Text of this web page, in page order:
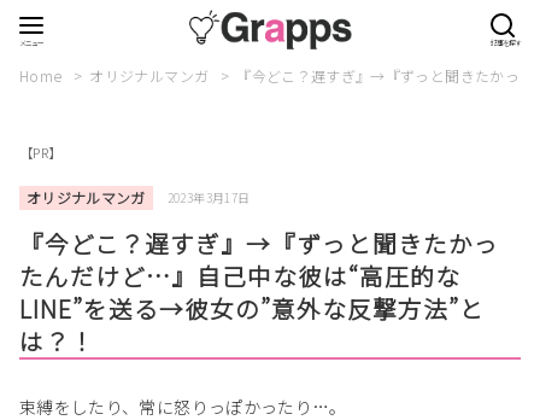
Home オリジナルマンガ 『今どこ？遅すぎ』→『ずっと聞きたかっ
【PR】
オリジナルマンガ 2023年3月17日
『今どこ？遅すぎ』→『ずっと聞きたかっ
たんだけど…』自己中な彼は“高圧的な
LINE”を送る→彼女の”意外な反撃方法”と
は？！
束縛をしたり、常に怒りっぽかったり…。